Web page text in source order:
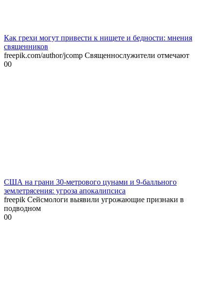
Как грехи могут привести к нищете и бедности: мнения
священников
freepik.com/author/jcomp Священнослужители отмечают
00
США на грани 30-метрового цунами и 9-балльного
землетрясения: угроза апокалипсиса
freepik Сейсмологи выявили угрожающие признаки в
подводном
00